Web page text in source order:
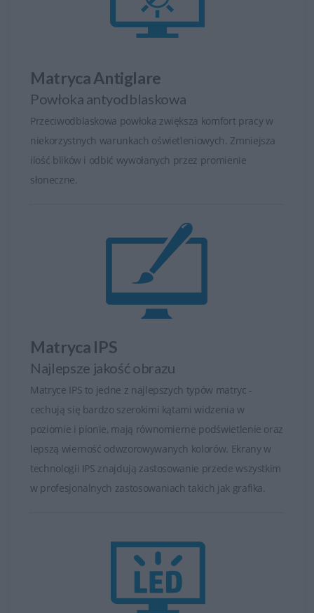
Matryca Antiglare
Powłoka antyodblaskowa
Przeciwodblaskowa powłoka zwiększa komfort pracy w
niekorzystnych warunkach oświetleniowych. Zmniejsza
ilość blików i odbić wywołanych przez promienie
słoneczne.
Matryca IPS
Najlepsze jakość obrazu
Matryce IPS to jedne z najlepszych typów matryc -
cechują się bardzo szerokimi kątami widzenia w
poziomie i pionie, mają równomierne podświetlenie oraz
lepszą wierność odwzorowywanych kolorów. Ekrany w
technologii IPS znajdują zastosowanie przede wszystkim
w profesjonalnych zastosowaniach takich jak grafika.